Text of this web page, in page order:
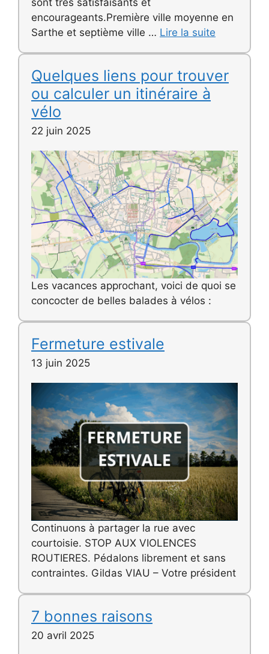
sont très satisfaisants et
encourageants.Première ville moyenne en
Sarthe et septième ville … Lire la suite
Quelques liens pour trouver
ou calculer un itinéraire à
vélo
22 juin 2025
Les vacances approchant, voici de quoi se
concocter de belles balades à vélos :
Fermeture estivale
13 juin 2025
Continuons à partager la rue avec
courtoisie. STOP AUX VIOLENCES
ROUTIERES. Pédalons librement et sans
contraintes. Gildas VIAU – Votre président
7 bonnes raisons
20 avril 2025